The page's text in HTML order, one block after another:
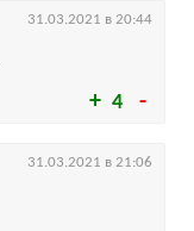
4
31.03.2021 в 20:44
31.03.2021 в 21:06